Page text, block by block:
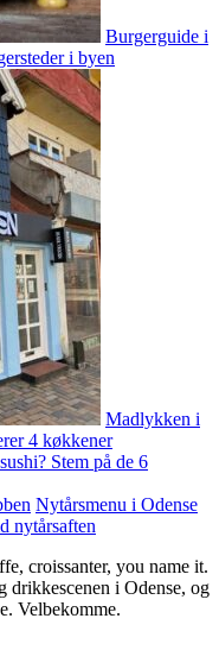
Burgerguide i
i byen
Madlykken i
4 køkkener
Stem på de 6
Nytårsmenu i Odense
nytårsaften
croissanter, you name it.
drikkescenen i Odense, og
Velbekomme.